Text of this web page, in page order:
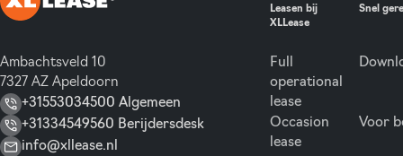
Ambachtsveld 10
7327 AZ Apeldoorn
+31553034500 Algemeen
+31334549560 Berijdersdesk
info@xllease.nl
Leasen bij
XLLease
Full
operational
lease
Occasion
lease
Snel
Voor